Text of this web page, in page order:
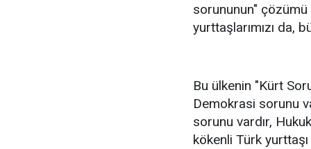
sorununun"
yurttaşlarımızı da,
Bu ülkenin "Kürt
Demokrasi sorunu
sorunu vardır,
kökenli Türk